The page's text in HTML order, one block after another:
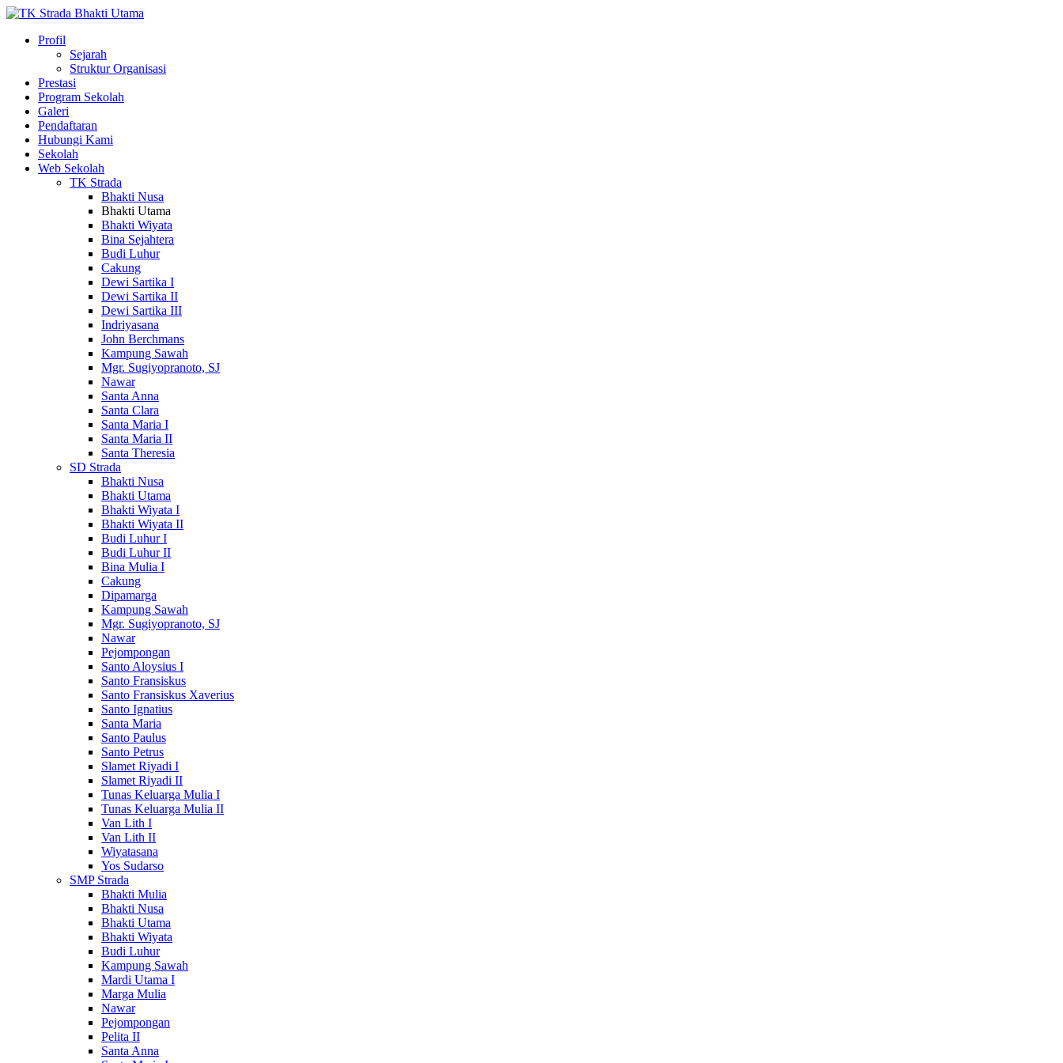
Profil
Sejarah
Struktur Organisasi
Prestasi
Program Sekolah
Galeri
Pendaftaran
Hubungi Kami
Sekolah
Web Sekolah
TK Strada
Bhakti Nusa
Bhakti Utama
Bhakti Wiyata
Bina Sejahtera
Budi Luhur
Cakung
Dewi Sartika I
Dewi Sartika II
Dewi Sartika III
Indriyasana
John Berchmans
Kampung Sawah
Mgr. Sugiyopranoto, SJ
Nawar
Santa Anna
Santa Clara
Santa Maria I
Santa Maria II
Santa Theresia
SD Strada
Bhakti Nusa
Bhakti Utama
Bhakti Wiyata I
Bhakti Wiyata II
Budi Luhur I
Budi Luhur II
Bina Mulia I
Cakung
Dipamarga
Kampung Sawah
Mgr. Sugiyopranoto, SJ
Nawar
Pejompongan
Santo Aloysius I
Santo Fransiskus
Santo Fransiskus Xaverius
Santo Ignatius
Santa Maria
Santo Paulus
Santo Petrus
Slamet Riyadi I
Slamet Riyadi II
Tunas Keluarga Mulia I
Tunas Keluarga Mulia II
Van Lith I
Van Lith II
Wiyatasana
Yos Sudarso
SMP Strada
Bhakti Mulia
Bhakti Nusa
Bhakti Utama
Bhakti Wiyata
Budi Luhur
Kampung Sawah
Mardi Utama I
Marga Mulia
Nawar
Pejompongan
Pelita II
Santa Anna